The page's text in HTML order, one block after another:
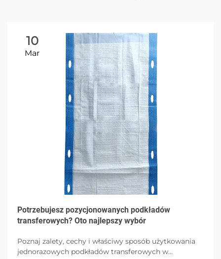
10
Mar
Potrzebujesz pozycjonowanych podkładów
transferowych? Oto najlepszy wybór
Poznaj zalety, cechy i właściwy sposób użytkowania
jednorazowych podkładów transferowych w